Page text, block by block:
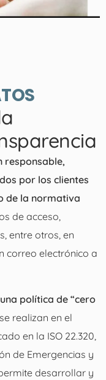
responsable,
por los clientes
de la normativa
de acceso,
entre otros, en
correo electrónico a
política de “cero
realizan en el
en la ISO 22.320,
de Emergencias y
desarrollar y